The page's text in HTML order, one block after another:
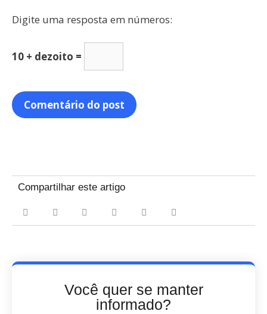
Digite uma resposta em números:
10 + dezoito =
Compartilhar este artigo
Você quer se manter
informado?